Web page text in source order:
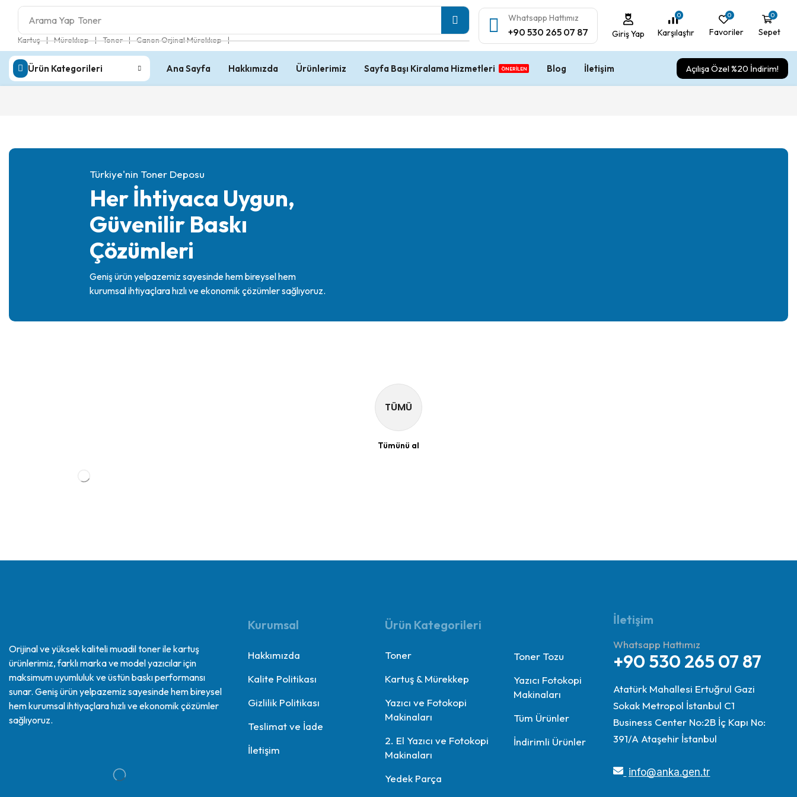
Arama Yap Toner
Kartuş ❘ Mürekkep ❘ Toner ❘ Canon Orjinal Mürekkep ❘
Whatsapp Hattımız
+90 530 265 07 87 Giriş Yap
0
Karşılaştır
0
Favoriler
0
Sepet
Ürün Kategorileri Ana Sayfa Hakkımızda Ürünlerimiz Sayfa Başı Kiralama Hizmetleri ÖNERİLEN Blog İletişim Açılışa Özel %20 İndirim!
Türkiye'nin Toner Deposu
Her İhtiyaca Uygun,
Güvenilir Baskı
Çözümleri
Geniş ürün yelpazemiz sayesinde hem bireysel hem
kurumsal ihtiyaçlara hızlı ve ekonomik çözümler sağlıyoruz.
TÜMÜ
Tümünü al
Orijinal ve yüksek kaliteli muadil toner ile kartuş
ürünlerimiz, farklı marka ve model yazıcılar için
maksimum uyumluluk ve üstün baskı performansı
sunar. Geniş ürün yelpazemiz sayesinde hem bireysel
hem kurumsal ihtiyaçlara hızlı ve ekonomik çözümler
sağlıyoruz.
Kurumsal
Hakkımızda
Kalite Politikası
Gizlilik Politikası
Teslimat ve İade
İletişim
Ürün Kategorileri
Toner
Kartuş & Mürekkep
Yazıcı ve Fotokopi
Makinaları
2. El Yazıcı ve Fotokopi
Makinaları
Yedek Parça
Toner Tozu
Yazıcı Fotokopi
Makinaları
Tüm Ürünler
İndirimli Ürünler
İletişim
Whatsapp Hattımız
+90 530 265 07 87
Atatürk Mahallesi Ertuğrul Gazi
Sokak Metropol İstanbul C1
Business Center No:2B İç Kapı No:
391/A Ataşehir İstanbul
info@anka.gen.tr